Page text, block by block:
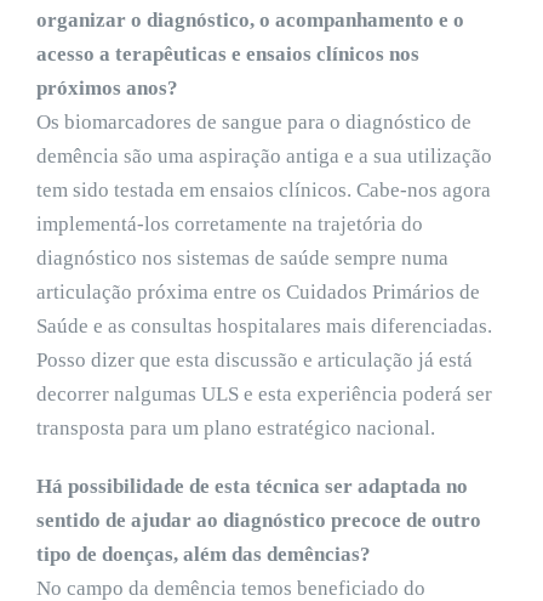
organizar o diagnóstico, o acompanhamento e o
acesso a terapêuticas e ensaios clínicos nos
próximos anos?
Os biomarcadores de sangue para o diagnóstico de
demência são uma aspiração antiga e a sua utilização
tem sido testada em ensaios clínicos. Cabe-nos agora
implementá-los corretamente na trajetória do
diagnóstico nos sistemas de saúde sempre numa
articulação próxima entre os Cuidados Primários de
Saúde e as consultas hospitalares mais diferenciadas.
Posso dizer que esta discussão e articulação já está
decorrer nalgumas ULS e esta experiência poderá ser
transposta para um plano estratégico nacional.
Há possibilidade de esta técnica ser adaptada no
sentido de ajudar ao diagnóstico precoce de outro
tipo de doenças, além das demências?
No campo da demência temos beneficiado do